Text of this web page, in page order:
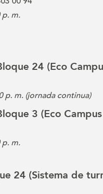
p. m.
24 (Eco
p. m. (jornada continua)
3 (Eco
p. m.
24 (Sistema de